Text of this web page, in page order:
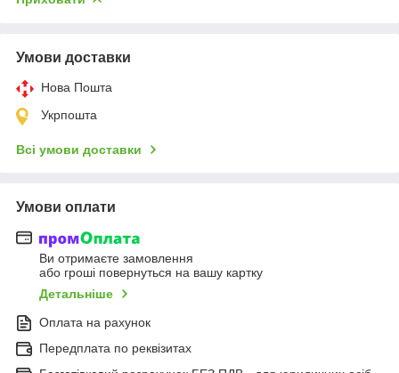
Умови доставки
Нова Пошта
Укрпошта
Всі умови доставки
Умови оплати
Ви отримаєте замовлення
або гроші повернуться на вашу картку
Детальніше
Оплата на рахунок
Передплата по реквізитах